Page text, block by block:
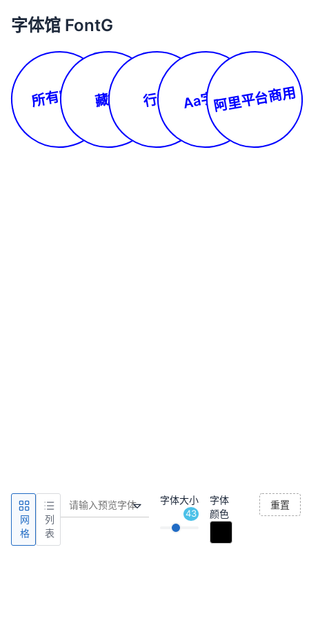
字体馆 FontG
所有字体 藏文 行书 Aa字库阿里平台商用
网
格
列
表
字体大小
43
字体
颜色
重置